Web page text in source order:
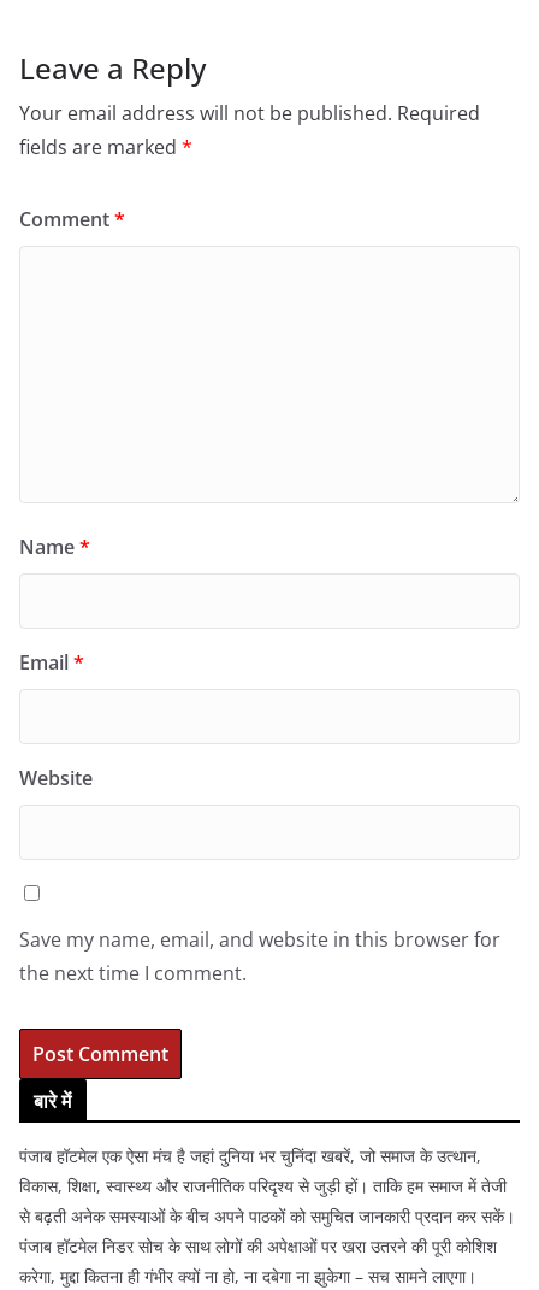
Leave a Reply
Your email address will not be published. Required
fields are marked *
Comment*
Name*
Email*
Website
Save my name, email, and website in this browser for
the next time I comment.
बारे में
पंजाब हॉटमेल एक ऐसा मंच है जहां दुनिया भर चुनिंदा खबरें, जो समाज के उत्थान,
विकास, शिक्षा, स्वास्थ्य और राजनीतिक परिदृश्य से जुड़ी हों। ताकि हम समाज में तेजी
से बढ़ती अनेक समस्याओं के बीच अपने पाठकों को समुचित जानकारी प्रदान कर सकें।
पंजाब हॉटमेल निडर सोच के साथ लोगों की अपेक्षाओं पर खरा उतरने की पूरी कोशिश
करेगा, मुद्दा कितना ही गंभीर क्यों ना हो, ना दबेगा ना झुकेगा – सच सामने लाएगा।